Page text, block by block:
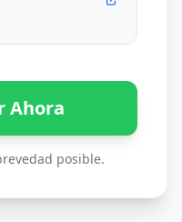
Ahora
posible.